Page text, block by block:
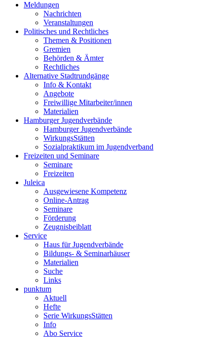
Meldungen
Nachrichten
Veranstaltungen
Politisches und Rechtliches
Themen & Positionen
Gremien
Behörden & Ämter
Rechtliches
Alternative Stadtrundgänge
Info & Kontakt
Angebote
Freiwillige Mitarbeiter/innen
Materialien
Hamburger Jugendverbände
Hamburger Jugendverbände
WirkungsStätten
Sozialpraktikum im Jugendverband
Freizeiten und Seminare
Seminare
Freizeiten
Juleica
Ausgewiesene Kompetenz
Online-Antrag
Seminare
Förderung
Zeugnisbeiblatt
Service
Haus für Jugendverbände
Bildungs- & Seminarhäuser
Materialien
Suche
Links
punktum
Aktuell
Hefte
Serie WirkungsStätten
Info
Abo Service